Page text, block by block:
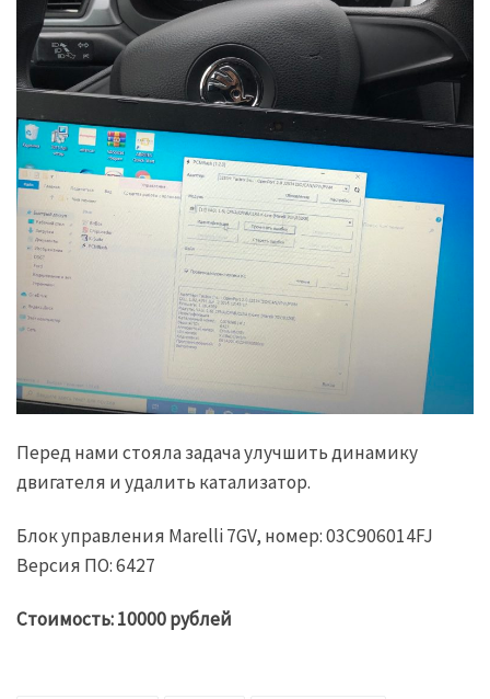
Перед нами стояла задача улучшить динамику
двигателя и удалить катализатор.
Блок управления Marelli 7GV, номер: 03C906014FJ
Версия ПО: 6427
Стоимость: 10000 рублей